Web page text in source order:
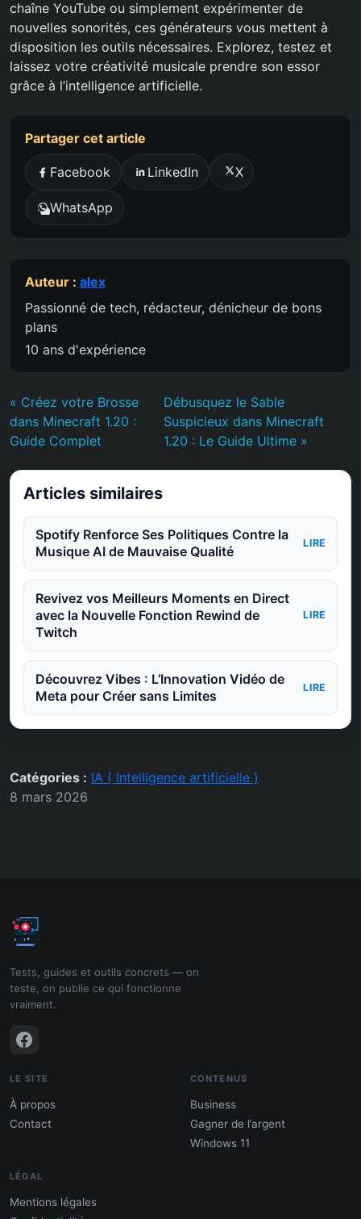
chaîne YouTube ou simplement expérimenter de
nouvelles sonorités, ces générateurs vous mettent à
disposition les outils nécessaires. Explorez, testez et
laissez votre créativité musicale prendre son essor
grâce à l’intelligence artificielle.
Partager cet article
Facebook LinkedIn X
WhatsApp
Auteur : alex
Passionné de tech, rédacteur, dénicheur de bons
plans
10 ans d'expérience
« Créez votre Brosse
dans Minecraft 1.20 :
Guide Complet
Débusquez le Sable
Suspicieux dans Minecraft
1.20 : Le Guide Ultime »
Articles similaires
Spotify Renforce Ses Politiques Contre la
Musique AI de Mauvaise Qualité
LIRE
Revivez vos Meilleurs Moments en Direct
avec la Nouvelle Fonction Rewind de
Twitch
LIRE
Découvrez Vibes : L’Innovation Vidéo de
Meta pour Créer sans Limites
LIRE
Catégories : IA ( Intelligence artificielle )
8 mars 2026
Tests, guides et outils concrets — on
teste, on publie ce qui fonctionne
vraiment.
LE SITE
À propos
Contact
CONTENUS
Business
Gagner de l’argent
Windows 11
LÉGAL
Mentions légales